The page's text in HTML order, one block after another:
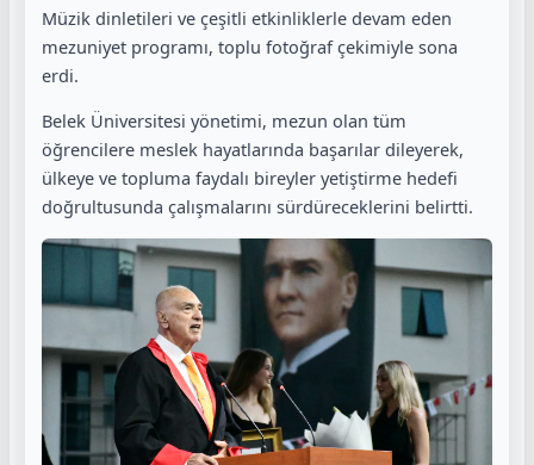
Müzik dinletileri ve çeşitli etkinliklerle devam eden
mezuniyet programı, toplu fotoğraf çekimiyle sona
erdi.
Belek Üniversitesi yönetimi, mezun olan tüm
öğrencilere meslek hayatlarında başarılar dileyerek,
ülkeye ve topluma faydalı bireyler yetiştirme hedefi
doğrultusunda çalışmalarını sürdüreceklerini belirtti.